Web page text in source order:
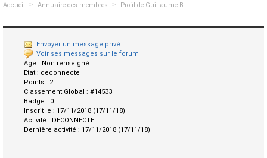
Accueil > Annuaire des membres > Profil de Guillaume B
Envoyer un message privé
Voir ses messages sur le forum
Age : Non renseigné
Etat : deconnecte
Points : 2
Classement Global : #14533
Badge : 0
Inscrit le : 17/11/2018 (17/11/18)
Activité : DECONNECTE
Dernière activité : 17/11/2018 (17/11/18)